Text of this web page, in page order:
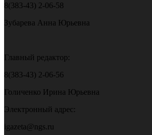
8(383-43) 2-06-58
Зубарева Анна Юрьевна
Главный редактор:
8(383-43) 2-06-56
Голиченко Ирина Юрьевна
Электронный адрес:
igazeta@ngs.ru